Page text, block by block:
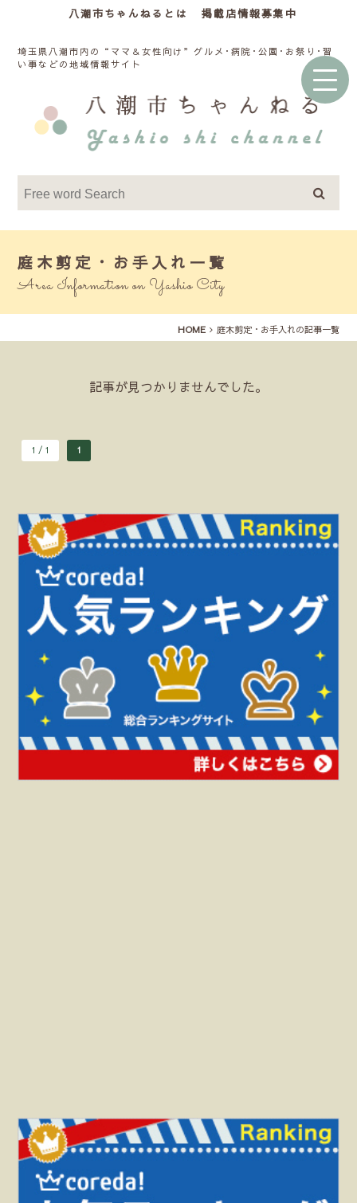
八潮市ちゃんねるとは 掲載店情報募集中
埼玉県八潮市内の“ママ＆女性向け”グルメ･病院･公園･お祭り･習
い事などの地域情報サイト
庭木剪定・お手入れ一覧
Area Information on Yashio City
HOME 庭木剪定・お手入れの記事一覧
記事が見つかりませんでした。
1 / 1 1